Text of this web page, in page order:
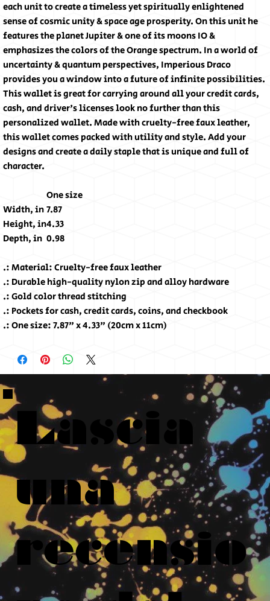
each unit to create a timeless yet spiritually enlightened
sense of cosmic unity & space age prosperity. On this unit he
features the planet Jupiter & one of its moons IO &
emphasizes the colors of the Orange spectrum. In a world of
uncertainty & quantum perspectives, Imperious Draco
provides you a window into a future of infinite possibilities.
This wallet is great for carrying around all your credit cards,
cash, and driver's licenses look no further than this
personalized wallet. Made with cruelty-free faux leather,
this wallet comes packed with utility and style. Add your
designs and create a daily staple that is unique and full of
character.
One size
Width, in7.87
Height, in4.33
Depth, in 0.98
.: Material: Cruelty-free faux leather
.: Durable high-quality nylon zip and alloy hardware
.: Gold color thread stitching
.: Pockets for cash, credit cards, coins, and checkbook
.: One size: 7.87" x 4.33" (20cm x 11cm)
Lascia
una
recensio